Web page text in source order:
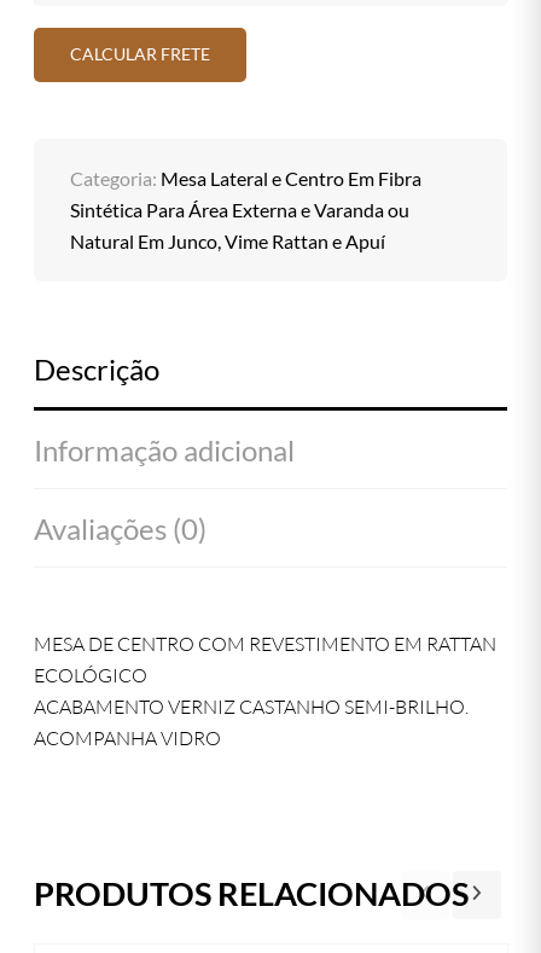
Categoria: Mesa Lateral e Centro Em Fibra
Sintética Para Área Externa e Varanda ou
Natural Em Junco, Vime Rattan e Apuí
Descrição
Informação adicional
Avaliações (0)
MESA DE CENTRO COM REVESTIMENTO EM RATTAN
ECOLÓGICO
ACABAMENTO VERNIZ CASTANHO SEMI-BRILHO.
ACOMPANHA VIDRO
PRODUTOS RELACIONADOS